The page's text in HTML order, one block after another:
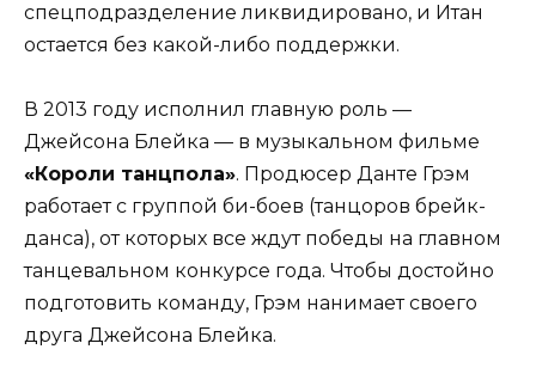
спецподразделение ликвидировано, и Итан
остается без какой-либо поддержки.
В 2013 году исполнил главную роль —
Джейсона Блейка — в музыкальном фильме
«Короли танцпола». Продюсер Данте Грэм
работает с группой би-боев (танцоров брейк-
данса), от которых все ждут победы на главном
танцевальном конкурсе года. Чтобы достойно
подготовить команду, Грэм нанимает своего
друга Джейсона Блейка.